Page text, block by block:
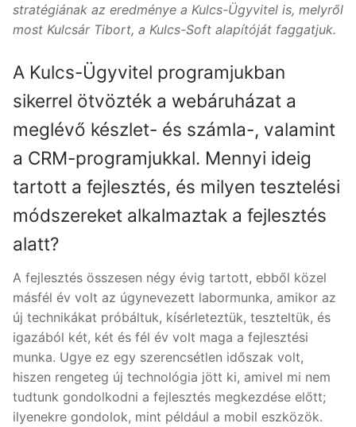
stratégiának az eredménye a Kulcs-Ügyvitel is, melyről
most Kulcsár Tibort, a Kulcs-Soft alapítóját faggatjuk.
A Kulcs-Ügyvitel programjukban
sikerrel ötvözték a webáruházat a
meglévő készlet- és számla-, valamint
a CRM-programjukkal. Mennyi ideig
tartott a fejlesztés, és milyen tesztelési
módszereket alkalmaztak a fejlesztés
alatt?
A fejlesztés összesen négy évig tartott, ebből közel
másfél év volt az úgynevezett labormunka, amikor az
új technikákat próbáltuk, kísérleteztük, teszteltük, és
igazából két, két és fél év volt maga a fejlesztési
munka. Ugye ez egy szerencsétlen időszak volt,
hiszen rengeteg új technológia jött ki, amivel mi nem
tudtunk gondolkodni a fejlesztés megkezdése előtt;
ilyenekre gondolok, mint például a mobil eszközök.